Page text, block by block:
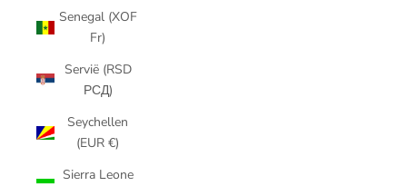
Senegal (XOF
Fr)
Servië (RSD
РСД)
Seychellen
(EUR €)
Sierra Leone